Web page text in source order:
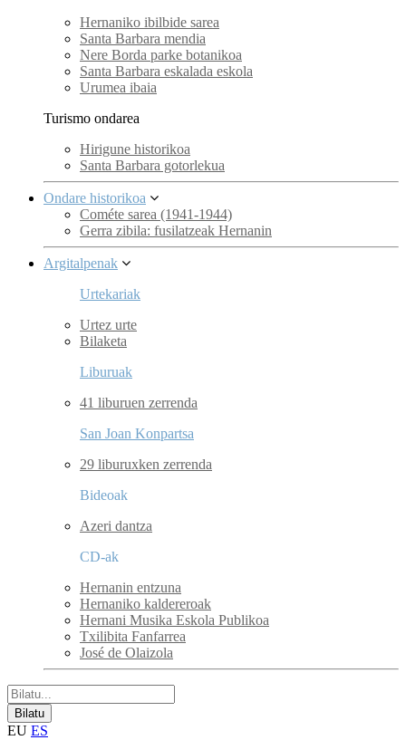
Hernaniko ibilbide sarea
Santa Barbara mendia
Nere Borda parke botanikoa
Santa Barbara eskalada eskola
Urumea ibaia
Turismo ondarea
Hirigune historikoa
Santa Barbara gotorlekua
Ondare historikoa
Cométe sarea (1941-1944)
Gerra zibila: fusilatzeak Hernanin
Argitalpenak
Urtekariak
Urtez urte
Bilaketa
Liburuak
41 liburuen zerrenda
San Joan Konpartsa
29 liburuxken zerrenda
Bideoak
Azeri dantza
CD-ak
Hernanin entzuna
Hernaniko kaldereroak
Hernani Musika Eskola Publikoa
Txilibita Fanfarrea
José de Olaizola
EU ES